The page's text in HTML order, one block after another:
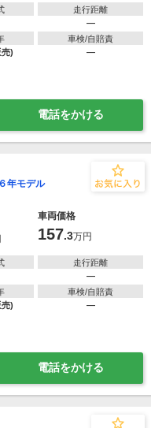
走行距離
―
)
車検/自賠責
―
電話をかける
年モデル
車両価格
157.3万円
走行距離
―
)
車検/自賠責
―
電話をかける